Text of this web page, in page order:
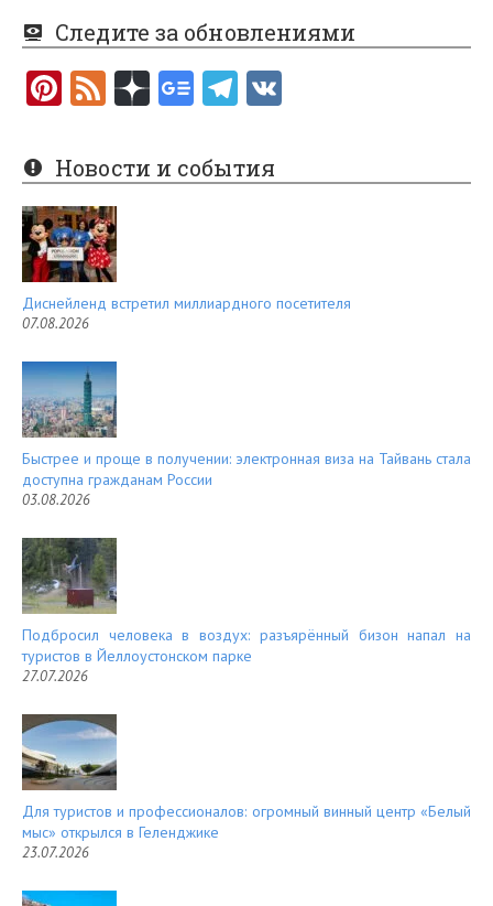
Следите за обновлениями
Pi
er
es
t
F
e
d
Новости и события
Диснейленд встретил миллиардного посетителя
07.08.2026
Быстрее и проще в получении: электронная виза на Тайвань стала
доступна гражданам России
03.08.2026
Подбросил человека в воздух: разъярённый бизон напал на
туристов в Йеллоустонском парке
27.07.2026
Для туристов и профессионалов: огромный винный центр «Белый
мыс» открылся в Геленджике
23.07.2026